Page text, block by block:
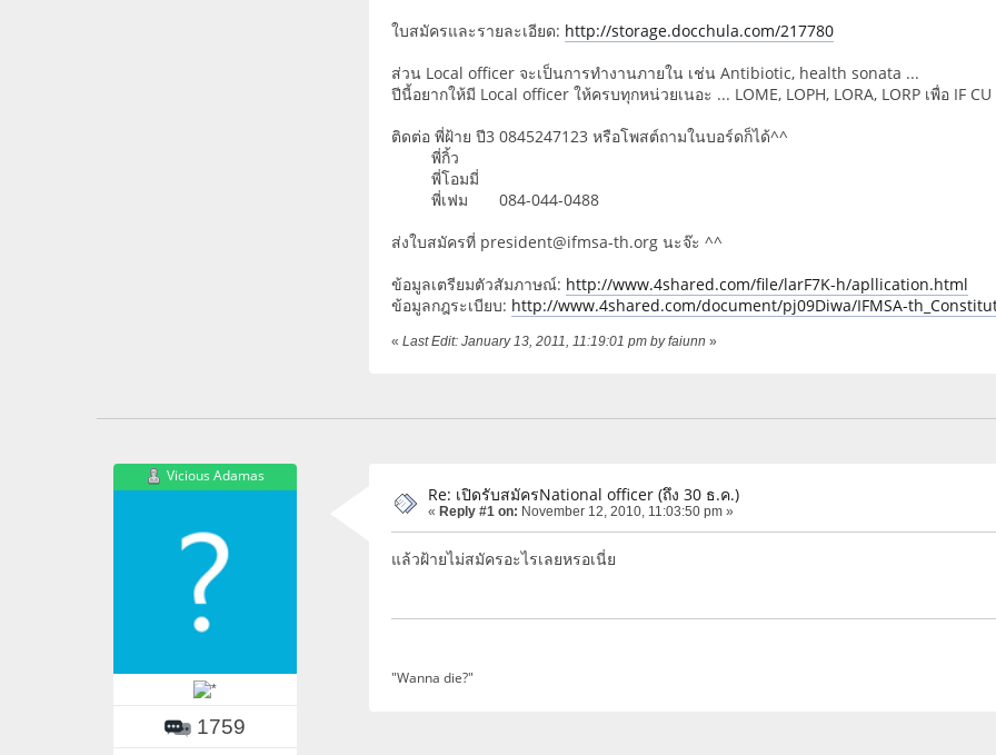
ใบสมัครและรายละเอียด: http://storage.docchula.com/217780
ส่วน Local officer จะเป็นการทำงานภายใน เช่น Antibiotic, health sonata ...
ปีนี้อยากให้มี Local officer ให้ครบทุกหน่วยเนอะ ... LOME, LOPH, LORA, LORP เพื่อ IF CU
ติดต่อ พี่ฝ้าย ปี3 0845247123 หรือโพสต์ถามในบอร์ดก็ได้^^
พี่กิ้ว
พี่โอมมี่
พี่เฟม 084-044-0488
ส่งใบสมัครที่ president@ifmsa-th.org นะจ๊ะ ^^
ข้อมูลเตรียมตัวสัมภาษณ์: http://www.4shared.com/file/larF7K-h/apllication.html
ข้อมูลกฎระเบียบ: http://www.4shared.com/document/pj09Diwa/IFMSA-
« Last Edit: January 13, 2011, 11:19:01 pm by faiunn »
Vicious Adamas
1759
Re: เปิดรับสมัครNational officer (ถึง 30 ธ.ค.)
« Reply #1 on: November 12, 2010, 11:03:50 pm »
แล้วฝ้ายไม่สมัครอะไรเลยหรอเนี่ย
"Wanna die?"